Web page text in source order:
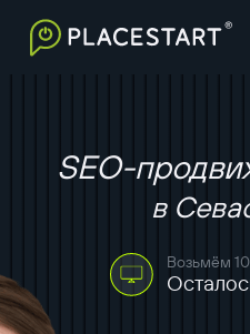
SEO-
в
Возьмём 10